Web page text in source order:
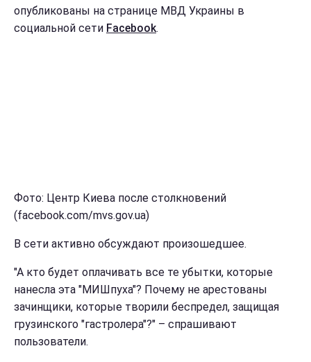
опубликованы на странице МВД Украины в
социальной сети Facebook.
Фото: Центр Киева после столкновений
(facebook.com/mvs.gov.ua)
В сети активно обсуждают произошедшее.
"А кто будет оплачивать все те убытки, которые
нанесла эта "МИШпуха"? Почему не арестованы
зачинщики, которые творили беспредел, защищая
грузинского "гастролера"?" – спрашивают
пользователи.